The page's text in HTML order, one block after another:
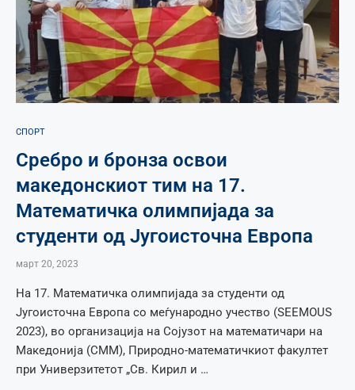
СПОРТ
Сребро и бронза освои
македонскиот тим на 17.
Математичка олимпијада за
студенти од Југоисточна Европа
март 20, 2023
На 17. Mатематичка олимпијада за студенти од
Југоисточна Европа со меѓународно учество (SEEMOUS
2023), во организација на Сојузот на математичари на
Македонија (СММ), Природно-математичкиот факултет
при Универзитетот „Св. Кирил и …